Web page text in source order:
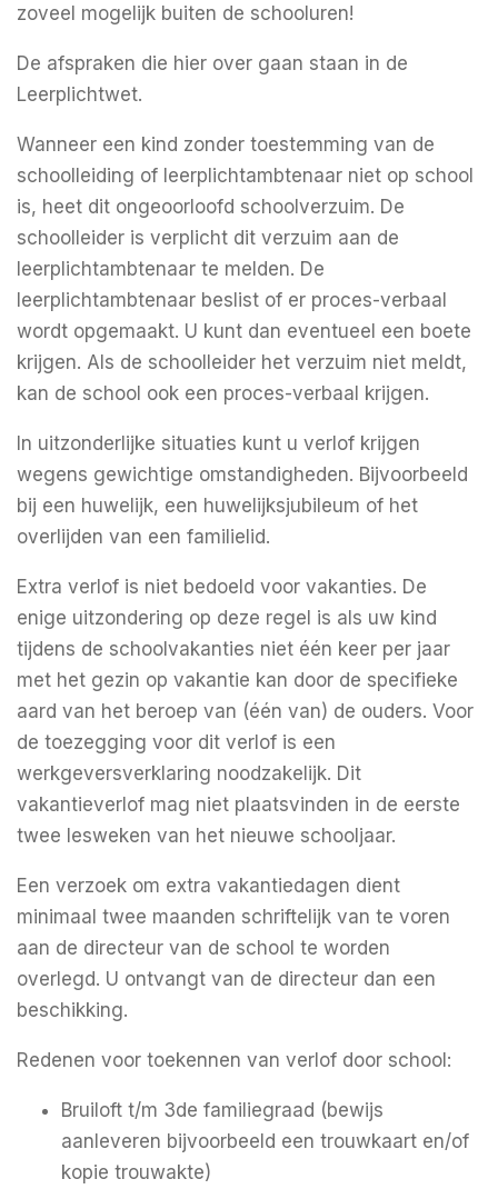
zoveel mogelijk buiten de schooluren!
De afspraken die hier over gaan staan in de
Leerplichtwet.
Wanneer een kind zonder toestemming van de
schoolleiding of leerplichtambtenaar niet op school
is, heet dit ongeoorloofd schoolverzuim. De
schoolleider is verplicht dit verzuim aan de
leerplichtambtenaar te melden. De
leerplichtambtenaar beslist of er proces-verbaal
wordt opgemaakt. U kunt dan eventueel een boete
krijgen. Als de schoolleider het verzuim niet meldt,
kan de school ook een proces-verbaal krijgen.
In uitzonderlijke situaties kunt u verlof krijgen
wegens gewichtige omstandigheden. Bijvoorbeeld
bij een huwelijk, een huwelijksjubileum of het
overlijden van een familielid.
Extra verlof is niet bedoeld voor vakanties. De
enige uitzondering op deze regel is als uw kind
tijdens de schoolvakanties niet één keer per jaar
met het gezin op vakantie kan door de specifieke
aard van het beroep van (één van) de ouders. Voor
de toezegging voor dit verlof is een
werkgeversverklaring noodzakelijk. Dit
vakantieverlof mag niet plaatsvinden in de eerste
twee lesweken van het nieuwe schooljaar.
Een verzoek om extra vakantiedagen dient
minimaal twee maanden schriftelijk van te voren
aan de directeur van de school te worden
overlegd. U ontvangt van de directeur dan een
beschikking.
Redenen voor toekennen van verlof door school:
Bruiloft t/m 3de familiegraad (bewijs
aanleveren bijvoorbeeld een trouwkaart en/of
kopie trouwakte)